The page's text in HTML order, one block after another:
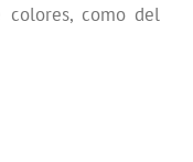
como del